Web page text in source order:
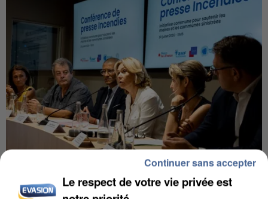
INCENDIES : L’ÎLE-DE-FRANCE LANCE UN ÉLAN
Le respect de votre vie privée est
Continuer sans accepter